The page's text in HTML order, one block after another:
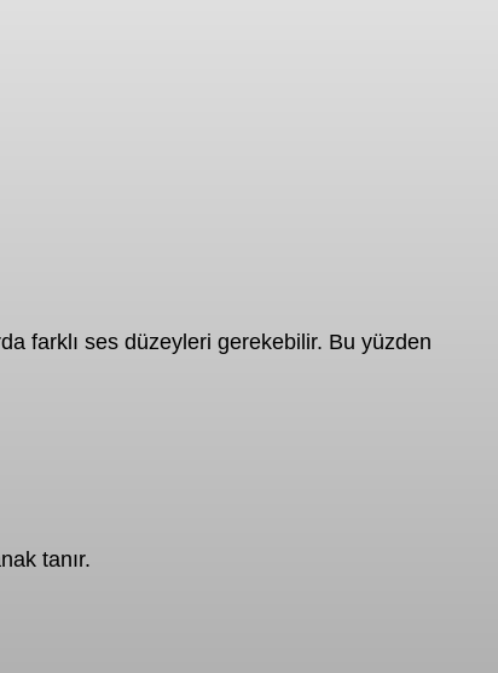
farklı ses düzeyleri gerekebilir. Bu yüzden
tanır.